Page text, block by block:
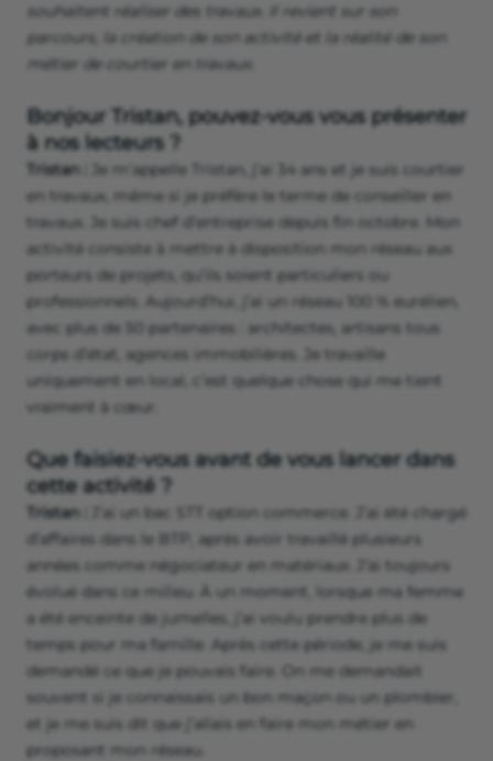
souhaitent réaliser des travaux. Il revient sur son
parcours, la création de son activité et la réalité de son
métier de courtier en travaux.
Bonjour Tristan, pouvez-vous vous présenter
à nos lecteurs ?
Tristan :
Je m’appelle Tristan, j’ai 34 ans et je suis courtier
en travaux, même si je préfère le terme de conseiller en
travaux. Je suis chef d’entreprise depuis fin octobre. Mon
activité consiste à mettre à disposition mon réseau aux
porteurs de projets, qu’ils soient particuliers ou
professionnels. Aujourd’hui, j’ai un réseau 100 % eurélien,
avec plus de 50 partenaires : architectes, artisans tous
corps d’état, agences immobilières. Je travaille
uniquement en local, c’est quelque chose qui me tient
vraiment à cœur.
Que faisiez-vous avant de vous lancer dans
cette activité ?
Tristan :
J’ai un bac STT option commerce. J’ai été chargé
d’affaires dans le BTP, après avoir travaillé plusieurs
années comme négociateur en matériaux. J’ai toujours
évolué dans ce milieu. À un moment, lorsque ma femme
a été enceinte de jumelles, j’ai voulu prendre plus de
temps pour ma famille. Après cette période, je me suis
demandé ce que je pouvais faire. On me demandait
souvent si je connaissais un bon maçon ou un plombier,
et je me suis dit que j’allais en faire mon métier en
proposant mon réseau.